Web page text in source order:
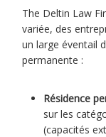
The Deltin Law
variée, des
un large éventail
permanente :
Résidence
sur les
(capacités